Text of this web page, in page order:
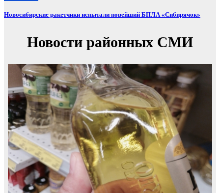
Новосибирские ракетчики испытали новейший БПЛА «Сибирячок»